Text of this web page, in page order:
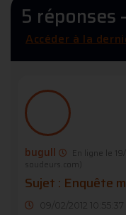
5 réponses -
Accéder à la
bugull En ligne le 19/
soudeurs.com)
Sujet : Enquête
09/02/2012 10:55:37